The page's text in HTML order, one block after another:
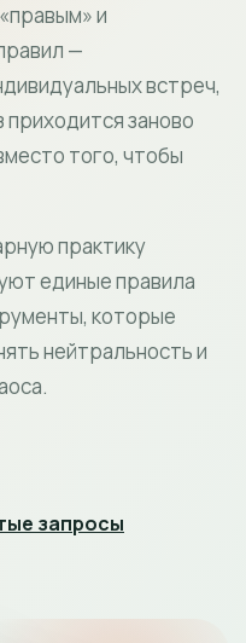
и
—
встреч,
заново
того, чтобы
практику
единые правила
которые
нейтральность и
запросы